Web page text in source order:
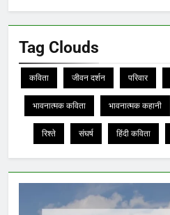
Tag Clouds
कविता जीवन दर्शन परिवार
भावनात्मक कविता भावनात्मक कहानी
रिश्ते संघर्ष हिंदी कविता